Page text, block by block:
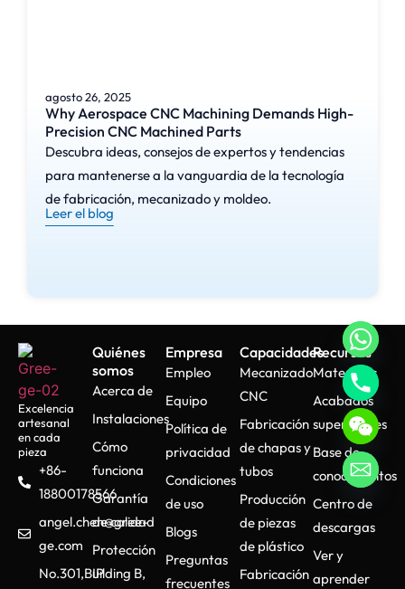
agosto 26, 2025
Why Aerospace CNC Machining Demands High-
Precision CNC Machined Parts
Descubra ideas, consejos de expertos y tendencias
para mantenerse a la vanguardia de la tecnología
de fabricación, mecanizado y moldeo.
Leer el blog
Excelencia
artesanal
en cada
pieza
+86-
18800178566
angel.chen@gree-
ge.com
No.301,Building B,
Quiénes
somos
Acerca de
Instalaciones
Cómo
funciona
Garantía
de calidad
Protección
IP
Empresa
Empleo
Equipo
Política de
privacidad
Condiciones
de uso
Blogs
Preguntas
frecuentes
Capacidades
Mecanizado
CNC
Fabricación
de chapas y
tubos
Producción
de piezas
de plástico
Fabricación
Recursos
Materiales
Acabados
superficiales
Base de
conocimientos
Centro de
descargas
Ver y
aprender